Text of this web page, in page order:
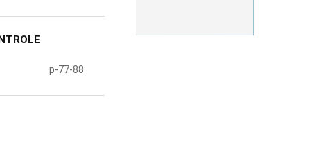
p-77-88